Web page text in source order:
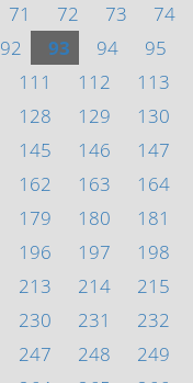
71 72 73 74
92 93 94 95
111 112 113
128 129 130
145 146 147
162 163 164
179 180 181
196 197 198
213 214 215
230 231 232
247 248 249